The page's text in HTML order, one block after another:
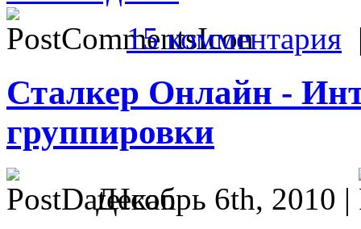
15 комментария
Сталкер Онлайн -
группировки
Декабрь 6th, 2010 |